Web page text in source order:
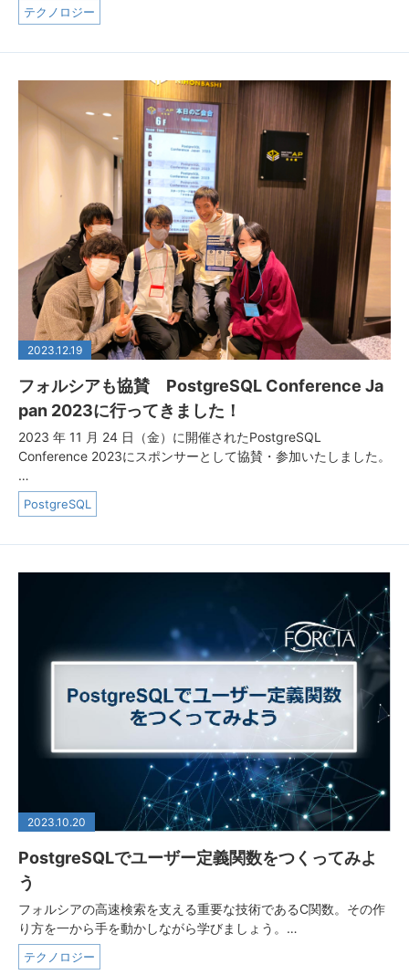
テクノロジー
2023.12.19
フォルシアも協賛 PostgreSQL Conference Ja
pan 2023に行ってきました！
2023 年 11 月 24 日（金）に開催されたPostgreSQL
Conference 2023にスポンサーとして協賛・参加いたしました。
…
PostgreSQL
2023.10.20
PostgreSQLでユーザー定義関数をつくってみよ
う
フォルシアの高速検索を支える重要な技術であるC関数。その作
り方を一から手を動かしながら学びましょう。…
テクノロジー